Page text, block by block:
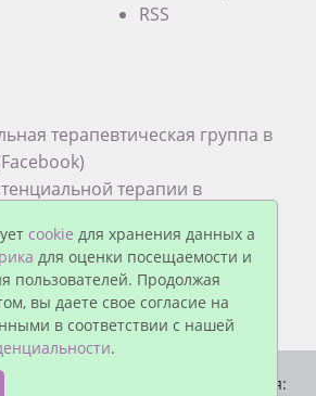
RSS
терапевтическая группа в
терапии в
Работает на
| Время:
cookie для хранения данных а
для оценки посещаемости и
пользователей. Продолжая
вы даете свое согласие на
в соответствии с нашей
.